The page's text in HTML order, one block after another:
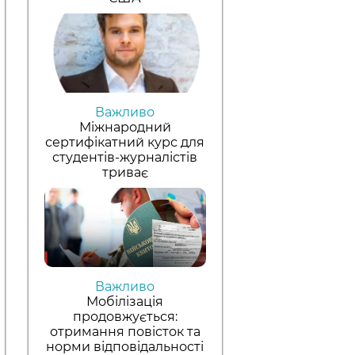
Важливо
Міжнародний
сертифікатний курс для
студентів-журналістів
триває
Важливо
Мобілізація
продовжується:
отримання повісток та
норми відповідальності